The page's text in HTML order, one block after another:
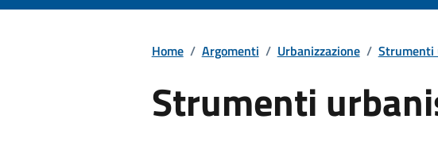
Home / Argomenti / Urbanizzazione / Strumenti
Strumenti